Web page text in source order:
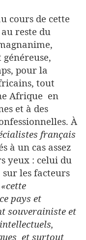
cours de cette
reste du
pour la
tout
Afrique en
et à des
À
français
à un cas assez
yeux : celui du
les facteurs
«cette
pays et
souverainiste et
et surtout